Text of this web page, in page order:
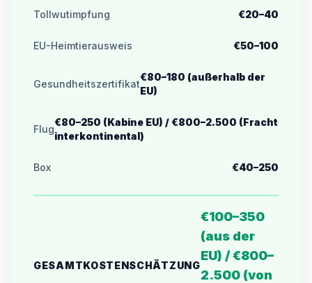
Tollwutimpfung €20–40
EU-Heimtierausweis €50–100
Gesundheitszertifikat
€80–180 (außerhalb der
EU)
Flug
€80–250 (Kabine EU) / €800–2.500 (Fracht
interkontinental)
Box €40–250
GESAMTKOSTENSCHÄTZUNG
€100–350
(aus der
EU) / €800–
2.500 (von